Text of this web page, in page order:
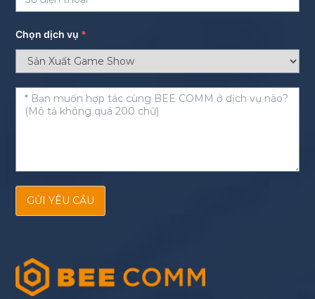
Chọn dịch vụ *
GỬI YÊU CẦU